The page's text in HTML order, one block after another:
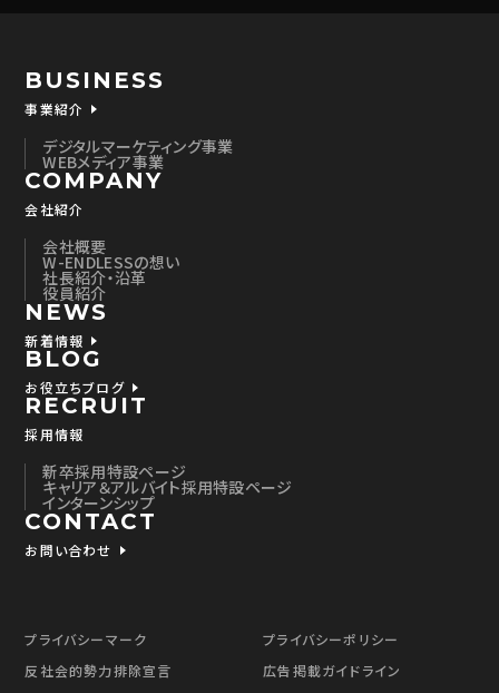
BUSINESS
事業紹介
デジタルマーケティング事業
WEBメディア事業
COMPANY
会社紹介
会社概要
W-ENDLESSの想い
社長紹介・沿革
役員紹介
NEWS
新着情報
BLOG
お役立ちブログ
RECRUIT
採用情報
新卒採用特設ページ
キャリア＆アルバイト採用特設ページ
インターンシップ
CONTACT
お問い合わせ
プライバシーマーク
プライバシーポリシー
反社会的勢力排除宣言
広告掲載ガイドライン